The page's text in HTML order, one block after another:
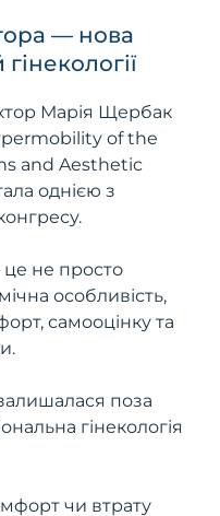
— нова
Марія Щербак
of the
and Aesthetic
однією з
це не просто
особливість,
самооцінку та
поза
гінекологія
чи втрату